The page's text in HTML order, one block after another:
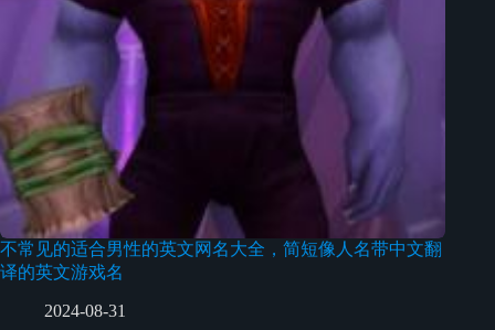
不常见的适合男性的英文网名大全，简短像人名带中文翻
译的英文游戏名
2024-08-31